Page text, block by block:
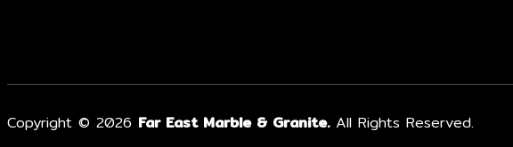
Copyright © 2026 Far East Marble & Granite.All Rights Reserved.